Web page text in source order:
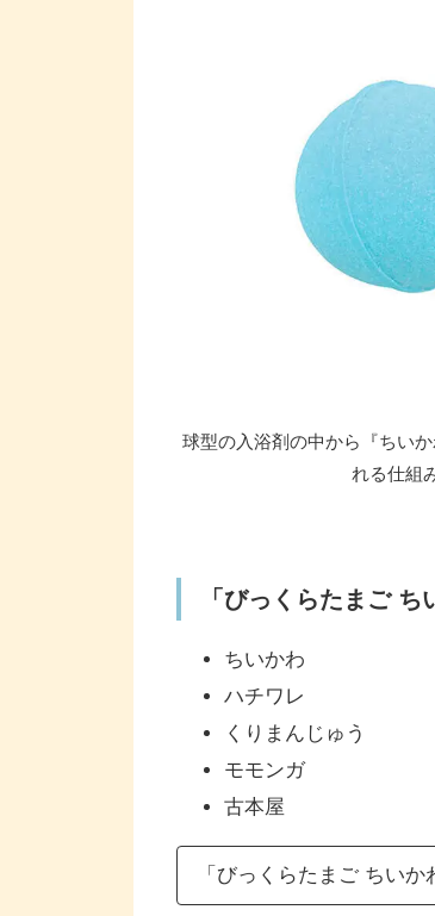
球型の入浴剤の中から『ちい
れる仕組
「びっくらたまご
ちいかわ
ハチワレ
くりまんじゅう
モモンガ
古本屋
「びっくらたまご ちい